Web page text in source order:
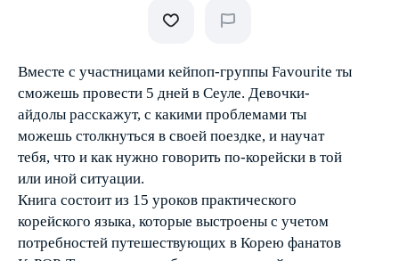
Вместе с участницами кейпоп-группы Favourite ты
сможешь провести 5 дней в Сеуле. Девочки-
айдолы расскажут, с какими проблемами ты
можешь столкнуться в своей поездке, и научат
тебя, что и как нужно говорить по-корейски в той
или иной ситуации.
Книга состоит из 15 уроков практического
корейского языка, которые выстроены с учетом
потребностей путешествующих в Корею фанатов